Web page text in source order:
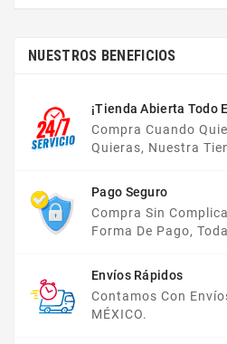
NUESTROS BENEFICIOS
¡Tienda Abierta Todo
Compra Cuando
Quieras, Nuestra
Pago Seguro
Compra Sin
Forma De Pago,
Envíos Rápidos
Contamos Con
MÉXICO.